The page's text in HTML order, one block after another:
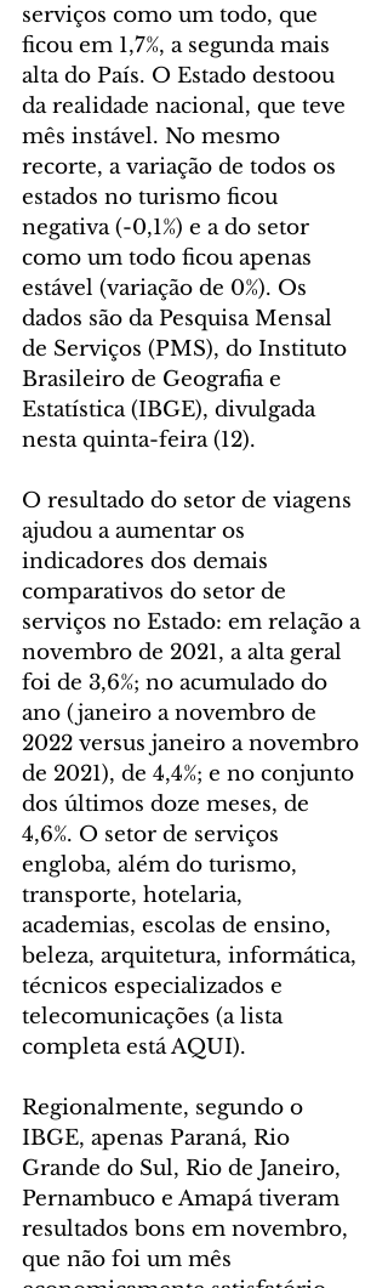
serviços como um todo, que
ficou em 1,7%, a segunda mais
alta do País. O Estado destoou
da realidade nacional, que teve
mês instável. No mesmo
recorte, a variação de todos os
estados no turismo ficou
negativa (-0,1%) e a do setor
como um todo ficou apenas
estável (variação de 0%). Os
dados são da Pesquisa Mensal
de Serviços (PMS), do Instituto
Brasileiro de Geografia e
Estatística (IBGE), divulgada
nesta quinta-feira (12).
O resultado do setor de viagens
ajudou a aumentar os
indicadores dos demais
comparativos do setor de
serviços no Estado: em relação a
novembro de 2021, a alta geral
foi de 3,6%; no acumulado do
ano (janeiro a novembro de
2022 versus janeiro a novembro
de 2021), de 4,4%; e no conjunto
dos últimos doze meses, de
4,6%. O setor de serviços
engloba, além do turismo,
transporte, hotelaria,
academias, escolas de ensino,
beleza, arquitetura, informática,
técnicos especializados e
telecomunicações (a lista
completa está AQUI).
Regionalmente, segundo o
IBGE, apenas Paraná, Rio
Grande do Sul, Rio de Janeiro,
Pernambuco e Amapá tiveram
resultados bons em novembro,
que não foi um mês